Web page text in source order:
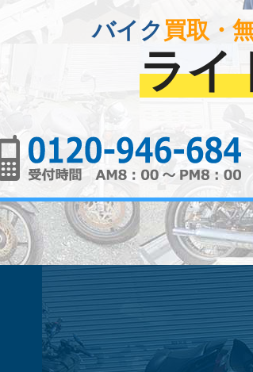
バイク 買取・
ライ